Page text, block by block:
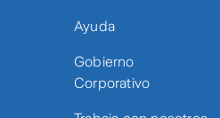
Ayuda
Gobierno
Corporativo